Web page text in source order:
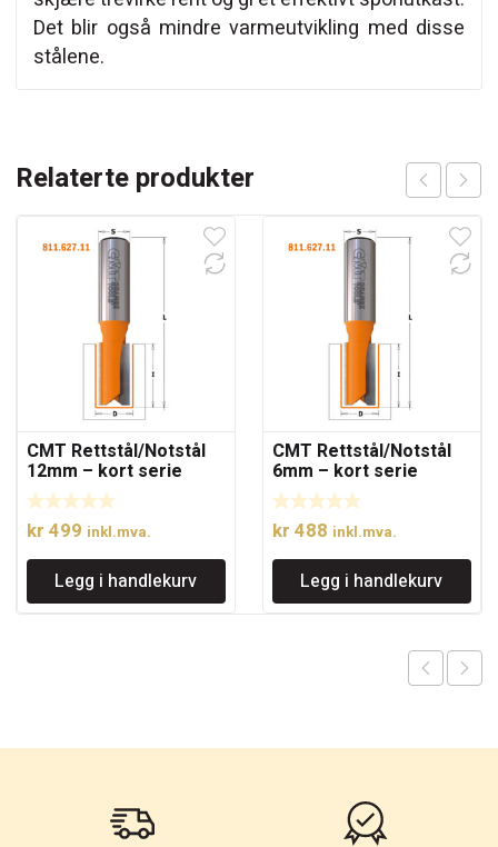
Det blir også mindre varmeutvikling med disse
stålene.
Relaterte produkter
CMT Rettstål/Notstål
12mm – kort serie
kr 499 inkl.mva.
Legg i handlekurv
CMT Rettstål/Notstål
6mm – kort serie
kr 488 inkl.mva.
Legg i handlekurv